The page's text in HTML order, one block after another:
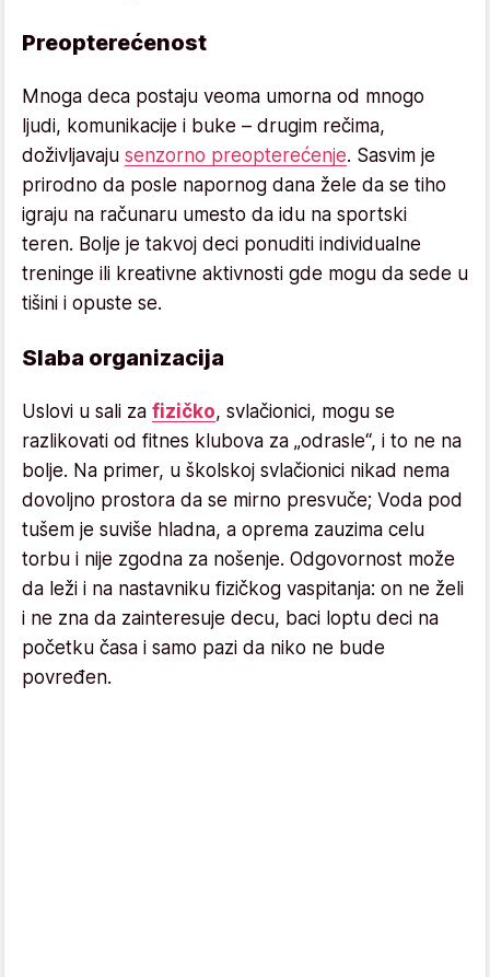
Preopterećenost
Mnoga deca postaju veoma umorna od mnogo
ljudi, komunikacije i buke – drugim rečima,
doživljavaju senzorno preopterećenje. Sasvim je
prirodno da posle napornog dana žele da se tiho
igraju na računaru umesto da idu na sportski
teren. Bolje je takvoj deci ponuditi individualne
treninge ili kreativne aktivnosti gde mogu da sede u
tišini i opuste se.
Slaba organizacija
Uslovi u sali za fizičko, svlačionici, mogu se
razlikovati od fitnes klubova za „odrasle“, i to ne na
bolje. Na primer, u školskoj svlačionici nikad nema
dovoljno prostora da se mirno presvuče; Voda pod
tušem je suviše hladna, a oprema zauzima celu
torbu i nije zgodna za nošenje. Odgovornost može
da leži i na nastavniku fizičkog vaspitanja: on ne želi
i ne zna da zainteresuje decu, baci loptu deci na
početku časa i samo pazi da niko ne bude
povređen.